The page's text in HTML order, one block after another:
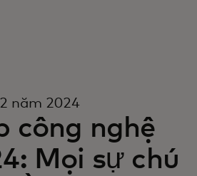
nghiệp
giới
đổi mới
năm 2024
công nghệ
Mọi sự chú